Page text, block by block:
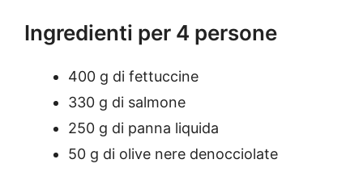
Ingredienti per 4 persone
400 g di fettuccine
330 g di salmone
250 g di panna liquida
50 g di olive nere denocciolate